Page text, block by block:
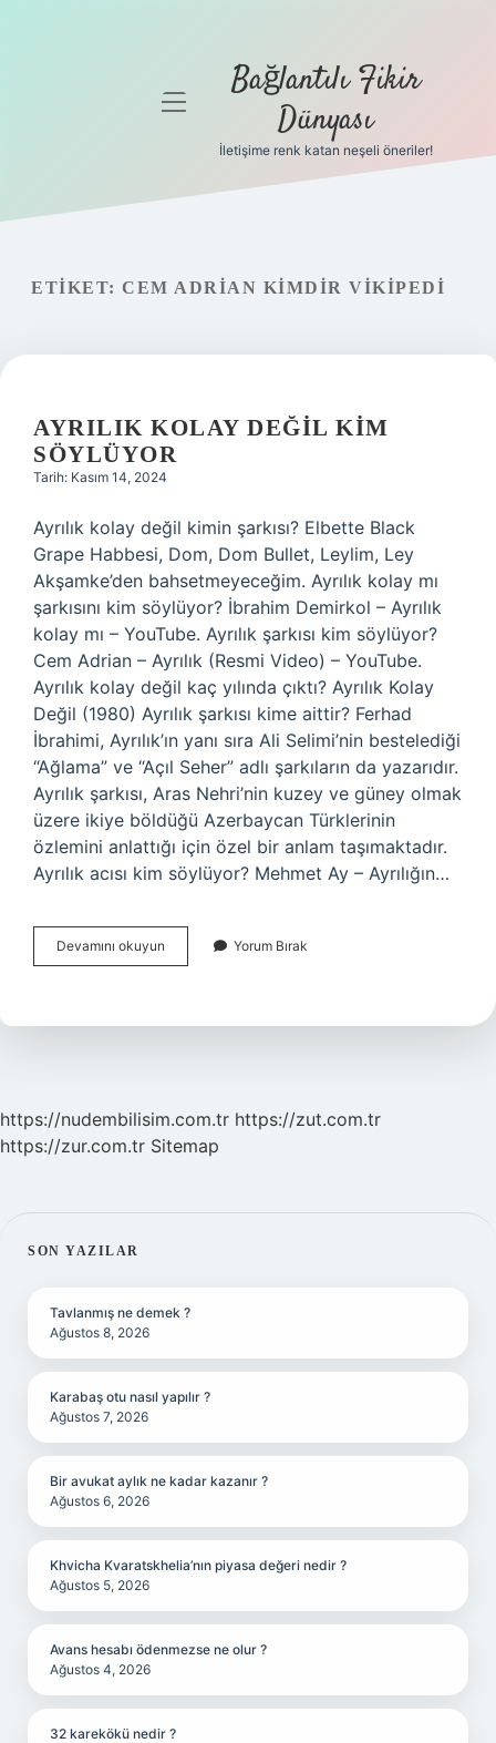
Gizlilik
Yasal Uyarı
Hakkımızda
menüyü
Bağlantılı Fikir
Dünyası
İletişime renk katan neşeli öneriler!
ETIKET: CEM ADRIAN KIMDIR VIKIPEDI
AYRILIK KOLAY DEĞIL KIM
SÖYLÜYOR
Tarih: Kasım 14, 2024
Ayrılık kolay değil kimin şarkısı? Elbette Black
Grape Habbesi, Dom, Dom Bullet, Leylim, Ley
Akşamke’den bahsetmeyeceğim. Ayrılık kolay mı
şarkısını kim söylüyor? İbrahim Demirkol – Ayrılık
kolay mı – YouTube. Ayrılık şarkısı kim söylüyor?
Cem Adrian – Ayrılık (Resmi Video) – YouTube.
Ayrılık kolay değil kaç yılında çıktı? Ayrılık Kolay
Değil (1980) Ayrılık şarkısı kime aittir? Ferhad
İbrahimi, Ayrılık’ın yanı sıra Ali Selimi’nin bestelediği
“Ağlama” ve “Açıl Seher” adlı şarkıların da yazarıdır.
Ayrılık şarkısı, Aras Nehri’nin kuzey ve güney olmak
üzere ikiye böldüğü Azerbaycan Türklerinin
özlemini anlattığı için özel bir anlam taşımaktadır.
Ayrılık acısı kim söylüyor? Mehmet Ay – Ayrılığın…
Devamını okuyun
Kolay
Söylüyor
Yorum Bırak
https://nudembilisim.com.tr https://zut.com.tr
https://zur.com.tr Sitemap
SIDEBAR
SON YAZILAR
Tavlanmış ne demek ?
Ağustos 8, 2026
Karabaş otu nasıl yapılır ?
Ağustos 7, 2026
Bir avukat aylık ne kadar kazanır ?
Ağustos 6, 2026
Khvicha Kvaratskhelia’nın piyasa değeri nedir ?
Ağustos 5, 2026
Avans hesabı ödenmezse ne olur ?
Ağustos 4, 2026
32 karekökü nedir ?